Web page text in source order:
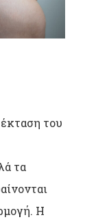
του
τα
Η